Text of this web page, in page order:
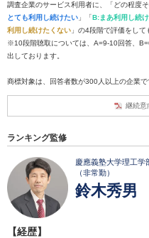
調査企業のサービス利用者に、「どの程度
とても利用し続けたい 」「B:まあ利用し続
利用し続けたくない 」の4段階で評価をして
※10段階聴取については、A=9-10回答、
出しております。
商標対象は、回答者数が300人以上の企業で
継続意
ランキング監修
慶應義塾大学理工学
（非常勤）
鈴木秀男
【経歴】